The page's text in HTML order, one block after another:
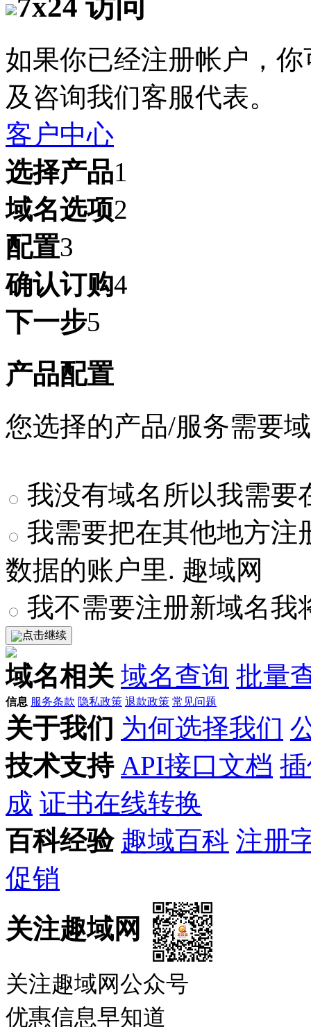
如果你已经注册帐户，
及咨询我们客服代表。
客户中心
选择产品1
域名选项2
配置3
确认订购4
下一步5
产品配置
您选择的产品/服务需要
我没有域名所以我需要
我需要把在其他地方注
数据的账户里. 趣域网
我不需要注册新域名我
点击继续
域名相关 域名查询 批量
信息 服务条款 隐私政策 退款政策 常见问题
关于我们 为何选择我们
技术支持 API接口文档
成 证书在线转换
百科经验 趣域百科 注册
促销
关注趣域网
关注趣域网公众号
优惠信息早知道